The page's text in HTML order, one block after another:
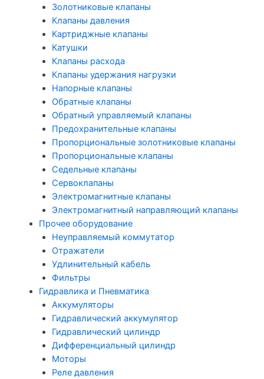
Золотниковые клапаны
Клапаны давления
Картриджные клапаны
Катушки
Клапаны расхода
Клапаны удержания нагрузки
Напорные клапаны
Обратные клапаны
Обратный управляемый клапаны
Предохранительные клапаны
Пропорциональные золотниковые клапаны
Пропорциональные клапаны
Седельные клапаны
Сервоклапаны
Электромагнитные клапаны
Электромагнитный направляющий клапаны
Прочее оборудование
Неуправляемый коммутатор
Отражатели
Удлинительный кабель
Фильтры
Гидравлика и Пневматика
Аккумуляторы
Гидравлический аккумулятор
Гидравлический цилиндр
Дифференциальный цилиндр
Моторы
Реле давления